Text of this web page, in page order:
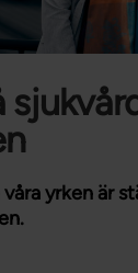
yrken är